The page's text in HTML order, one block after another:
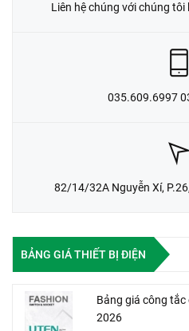
Liên hệ chúng với chúng
035.609.6997
82/14/32A Nguyễn Xí,
BẢNG GIÁ THIẾT BỊ ĐIỆN
Bảng giá công tắc
2026